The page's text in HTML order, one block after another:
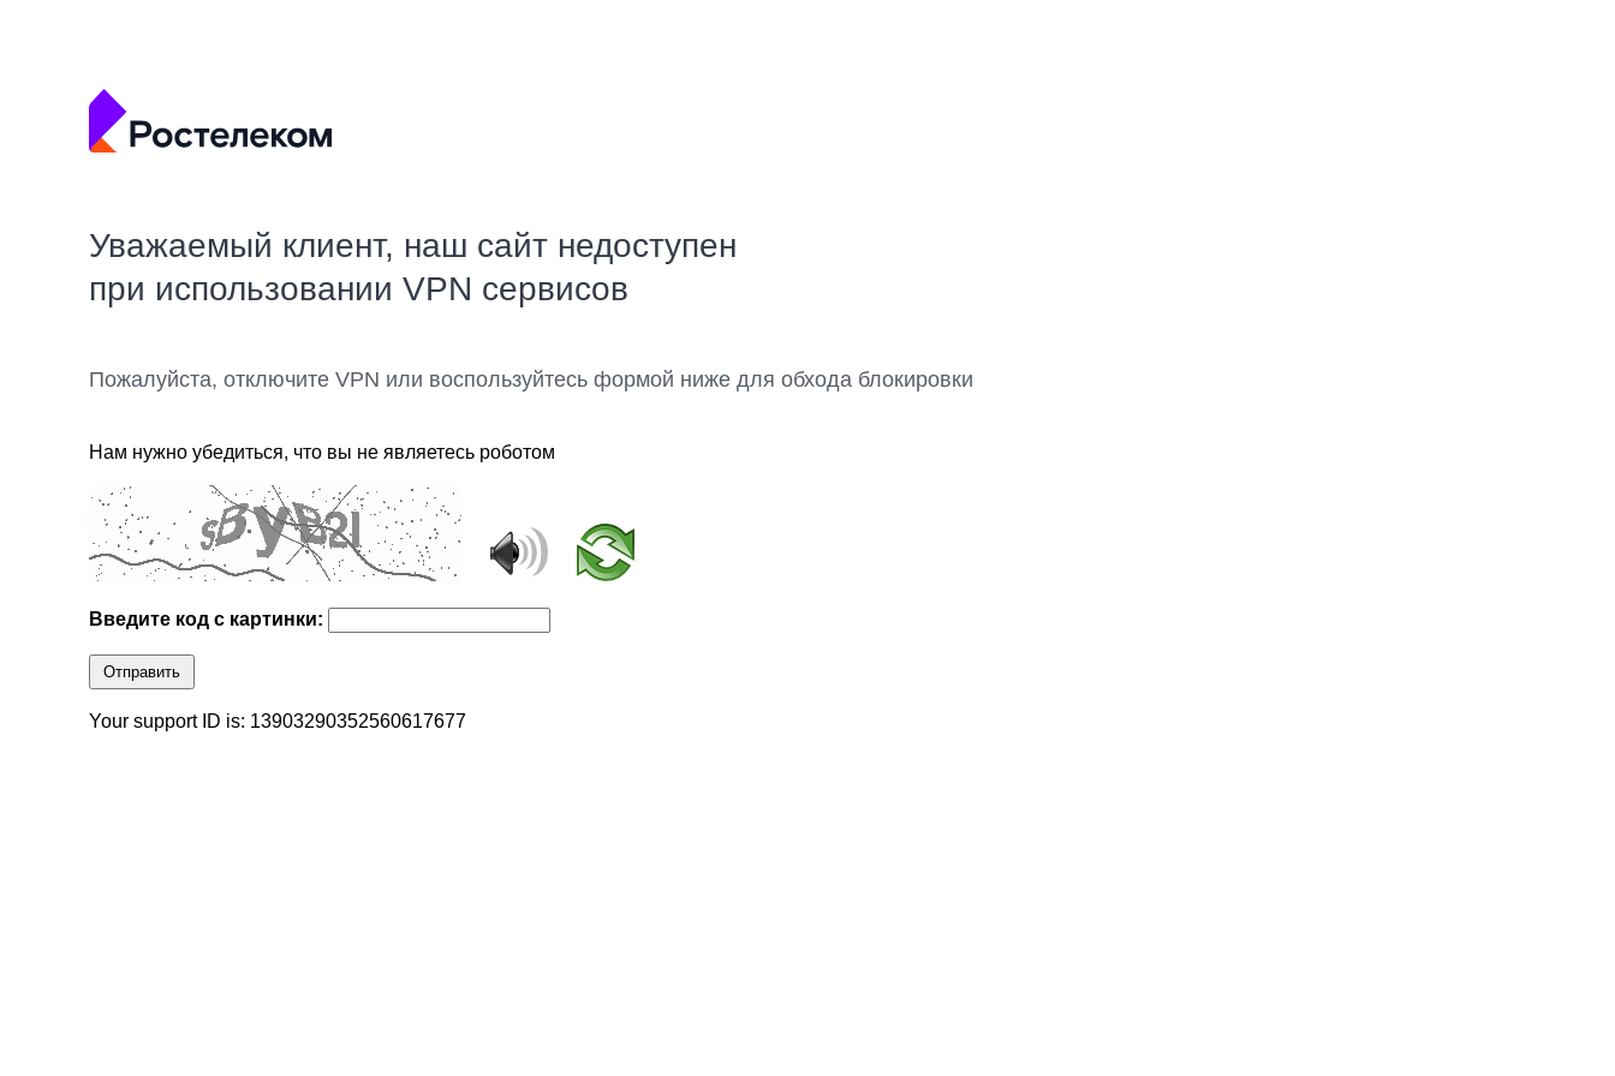
Уважаемый клиент, наш сайт недоступен
при использовании VPN сервисов
Пожалуйста, отключите VPN или воспользуйтесь формой ниже для обхода блокировки
Нам нужно убедиться, что вы не являетесь роботом
Введите код с картинки:
Отправить
Your support ID is: 13903290352560617677